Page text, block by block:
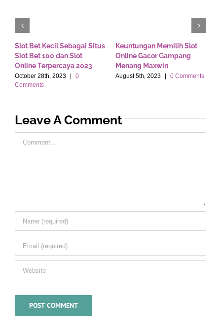
Slot Bet Kecil Sebagai Situs
Slot Bet 100 dan Slot
Online Terpercaya 2023
October 28th, 2023
0
Comments
Keuntungan Memilih Slot
Online Gacor Gampang
Menang Maxwin
August 5th, 2023 0 Comments
Leave A Comment
Comment